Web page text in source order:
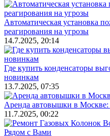
Автоматическая установка
реагирования на угрозы
14.7.2025, 20:14
Где купить конденсаторы
новинкам
13.7.2025, 07:35
Аренда автовышки в
11.7.2025, 00:22